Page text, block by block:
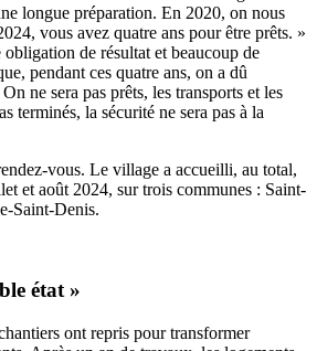
longue préparation. En 2020, on nous
vous avez quatre ans pour être prêts. »
de résultat et beaucoup de
pendant ces quatre ans, on a dû
ne sera pas prêts, les transports et les
terminés, la sécurité ne sera pas à la
vous. Le village a accueilli, au total,
et août 2024, sur trois communes : Saint-
Saint-Denis.
état »
ont repris pour transformer